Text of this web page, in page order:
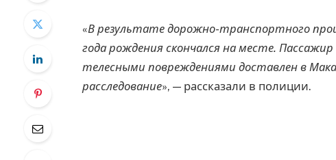
«В результате дорожно-транспортного
года рождения скончался на месте.
телесными повреждениями доставлен в
расследование», — рассказали в полиции.